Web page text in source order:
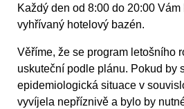
Každý den od 8:00 do 20:00
vyhřívaný hotelový bazén.
Věříme, že se program letošního
uskuteční podle plánu. Pokud by
epidemiologická situace v
vyvíjela nepříznivě a bylo by